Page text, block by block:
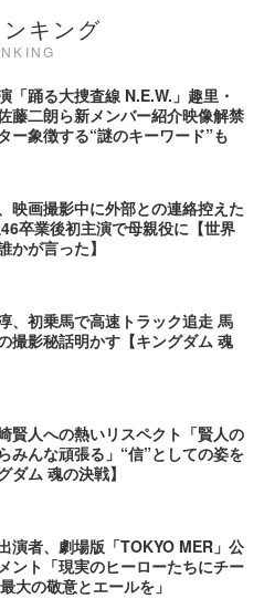
キング
「踊る大捜査線 N.E.W.」趣里・
藤二朗ら新メンバー紹介映像解禁
ー象徴する“謎のキーワード”も
映画撮影中に外部との連絡控えた
卒業後初主演で母親役に【世界
かが言った】
、初乗馬で高速トラック追走 馬
撮影秘話明かす【キングダム 魂
賢人への熱いリスペクト「賢人の
みんな頑張る」“信”としての姿を
ダム 魂の決戦】
演者、劇場版「TOKYO MER」公
ント「現実のヒーローたちにチー
大の敬意とエールを」